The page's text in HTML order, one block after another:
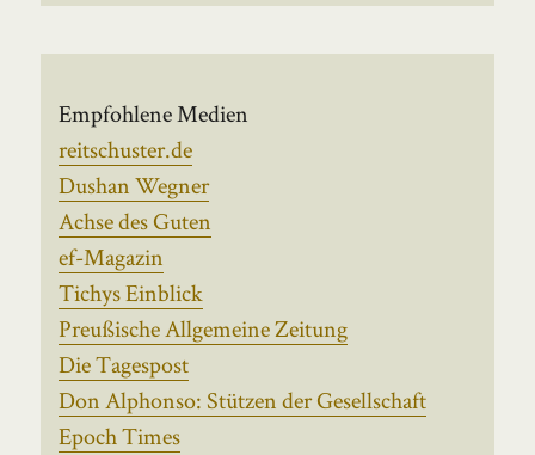
Empfohlene Medien
reitschuster.de
Dushan Wegner
Achse des Guten
ef-Magazin
Tichys Einblick
Preußische Allgemeine Zeitung
Die Tagespost
Don Alphonso: Stützen der Gesellschaft
Epoch Times